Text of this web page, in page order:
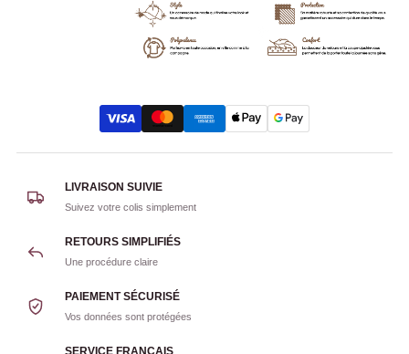
LIVRAISON SUIVIE
Suivez votre colis simplement
RETOURS SIMPLIFIÉS
Une procédure claire
PAIEMENT SÉCURISÉ
Vos données sont protégées
SERVICE FRANÇAIS